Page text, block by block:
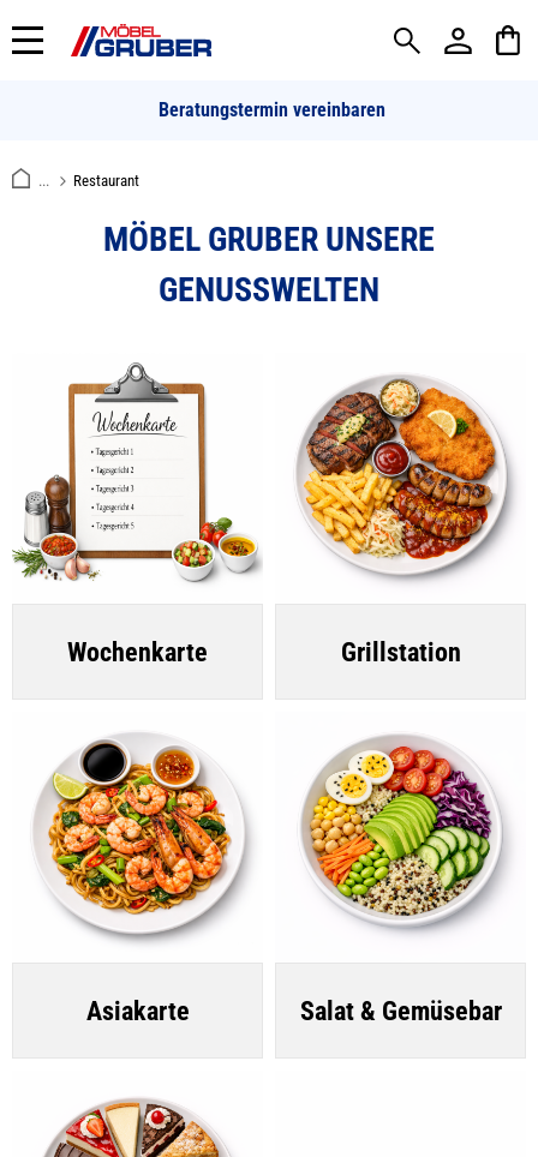
springen
Beratungstermin vereinbaren
... Restaurant
MÖBEL GRUBER UNSERE
GENUSSWELTEN
Wochenkarte Grillstation
Asiakarte Salat & Gemüsebar